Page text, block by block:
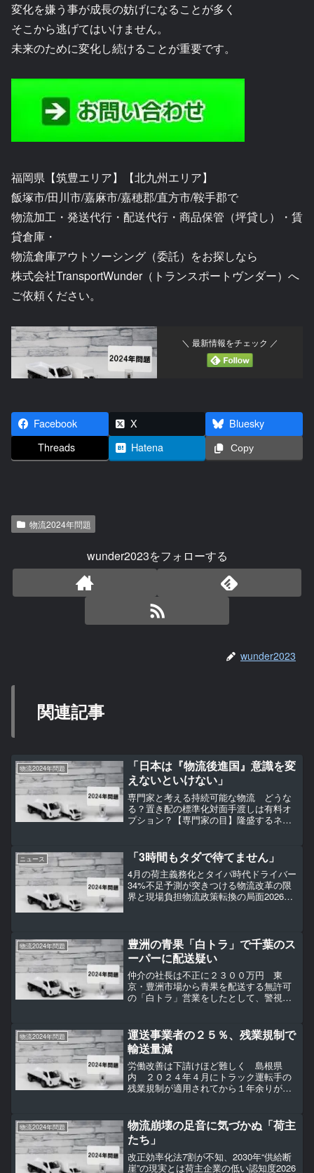
変化を嫌う事が成長の妨げになることが多く
そこから逃げてはいけません。
未来のために変化し続けることが重要です。
福岡県【筑豊エリア】【北九州エリア】
飯塚市/田川市/嘉麻市/嘉穂郡/直方市/鞍手郡で
物流加工・発送代行・配送代行・商品保管（坪貸し）・賃
貸倉庫・
物流倉庫アウトソーシング（委託）をお探しなら
株式会社TransportWunder（トランスポートヴンダー）へ
ご依頼ください。
＼ 最新情報をチェック ／
Facebook X
Bluesky
Threads
Hatena Copy
物流2024年問題
wunder2023をフォローする
wunder2023
関連記事
物流2024年問題
「日本は『物流後進国』意識を変
えないといけない」
専門家と考える持続可能な物流 どうな
る？置き配の標準化対面手渡しは有料オ
プション？【専門家の目】隆盛するネッ
対策もしなければ5年後、荷物の3割が届
かなくなるかもしれませ...
ニュース 「3時間もタダで待てません」
4月の荷主義務化とタイパ時代ドライバー
34%不足予測が突きつける物流改革の限
界と現場負担物流政策転換の局面2026年
実は単なる世...
物流2024年問題
豊洲の青果「白トラ」で千葉のス
ーパーに配送疑い
仲介の社長は不正に２３００万円 東
京・豊洲市場から青果を配送する無許可
の「白トラ」営業をしたとして、警視庁
（無許可営業）容疑などで逮捕したこと
が捜査関係者への取材でわかっ...
物流2024年問題
運送事業者の２５％、残業規制で
輸送量減
労働改善は下請けほど難しく 島根県
内 ２０２４年４月にトラック運転手の
残業規制が適用されてから１年余りが経
県内の運送事業者の２４・９％が「輸送
可能量が減少した」とし、３...
物流2024年問題
物流崩壊の足音に気づかぬ「荷主
たち」
改正効率化法7割が不知、2030年“供給断
崖”の現実とは荷主企業の低い認知度2026